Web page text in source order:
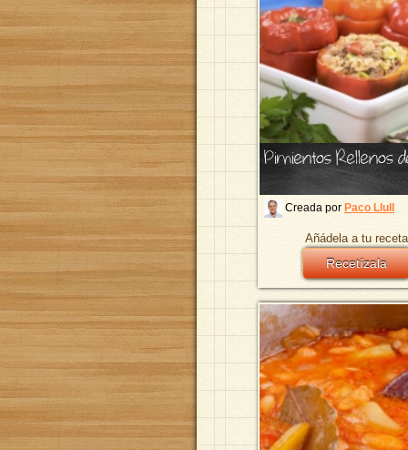
Pimientos Rellenos
Creada por Paco Llull
Añádela a tu
Recetízala